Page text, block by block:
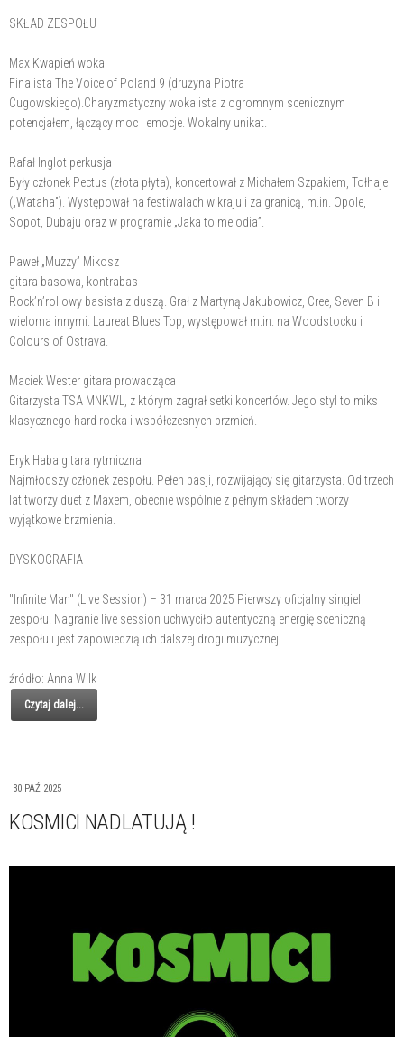
SKŁAD ZESPOŁU
Max Kwapień wokal
Finalista The Voice of Poland 9 (drużyna Piotra
Cugowskiego).Charyzmatyczny wokalista z ogromnym scenicznym
potencjałem, łączący moc i emocje. Wokalny unikat.
Rafał Inglot perkusja
Były członek Pectus (złota płyta), koncertował z Michałem Szpakiem, Tołhaje
(„Wataha”). Występował na festiwalach w kraju i za granicą, m.in. Opole,
Sopot, Dubaju oraz w programie „Jaka to melodia”.
Paweł „Muzzy” Mikosz
gitara basowa, kontrabas
Rock’n’rollowy basista z duszą. Grał z Martyną Jakubowicz, Cree, Seven B i
wieloma innymi. Laureat Blues Top, występował m.in. na Woodstocku i
Colours of Ostrava.
Maciek Wester gitara prowadząca
Gitarzysta TSA MNKWL, z którym zagrał setki koncertów. Jego styl to miks
klasycznego hard rocka i współczesnych brzmień.
Eryk Haba gitara rytmiczna
Najmłodszy członek zespołu. Pełen pasji, rozwijający się gitarzysta. Od trzech
lat tworzy duet z Maxem, obecnie wspólnie z pełnym składem tworzy
wyjątkowe brzmienia.
DYSKOGRAFIA
"Infinite Man" (Live Session) – 31 marca 2025 Pierwszy oficjalny singiel
zespołu. Nagranie live session uchwyciło autentyczną energię sceniczną
zespołu i jest zapowiedzią ich dalszej drogi muzycznej.
źródło: Anna Wilk
Czytaj dalej...
30 PAŹ 2025
KOSMICI NADLATUJĄ !